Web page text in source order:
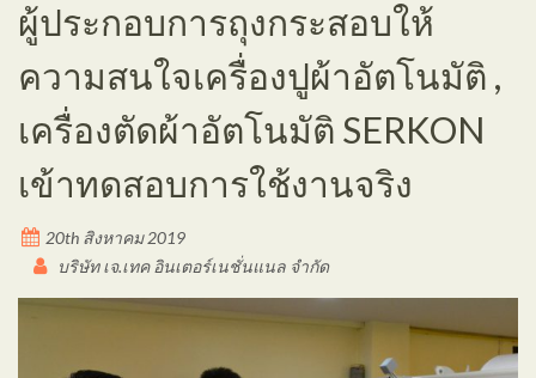
ผู้ประกอบการถุงกระสอบให้
ความสนใจเครื่องปูผ้าอัตโนมัติ ,
เครื่องตัดผ้าอัตโนมัติ SERKON
เข้าทดสอบการใช้งานจริง
20th สิงหาคม 2019
บริษัท เจ.เทค อินเตอร์เนชั่นแนล จำกัด